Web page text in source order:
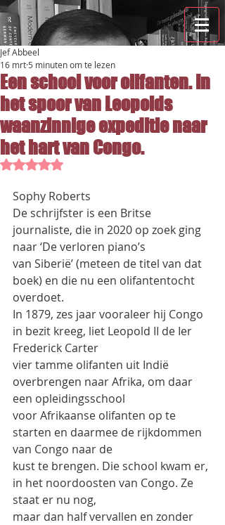
Een school voor olifanten. In
het spoor van Leopolds
waanzinnige expeditie naar
het hart van Congo.
Jef Abbeel
16 mrt 5 minuten om te lezen
Beoordeeld met NaN uit 5 sterren.
Sophy Roberts
De schrijfster is een Britse
journaliste, die in 2020 op zoek ging
naar ‘De verloren piano’s
van Siberië’ (meteen de titel van dat
boek) en die nu een olifantentocht
overdoet.
In 1879, zes jaar vooraleer hij Congo
in bezit kreeg, liet Leopold II de Ier
Frederick Carter
vier tamme olifanten uit Indië
overbrengen naar Afrika, om daar
een opleidingsschool
voor Afrikaanse olifanten op te
starten en daarmee de rijkdommen
van Congo naar de
kust te brengen. Die school kwam er,
in het noordoosten van Congo. Ze
staat er nu nog,
maar dan half vervallen en zonder